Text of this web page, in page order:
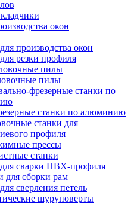
окон
производства окон
резки профиля
пилы
пилы
фрезерные станки по
станки по алюминию
станки для
профиля
прессы
станки
сварки ПВХ-профиля
для сборки рам
сверления петель
шуруповерты